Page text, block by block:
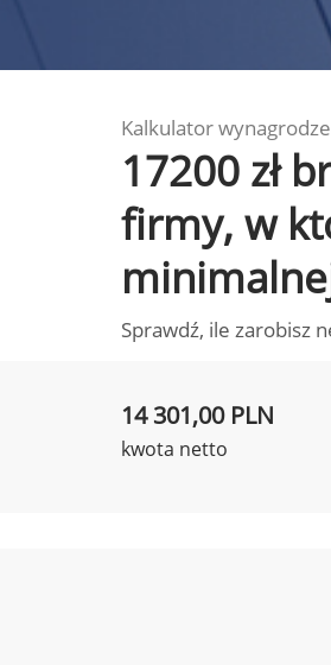
Kalkulator
17200 zł
firmy, w
Sprawdź, ile zarobisz
14 301,00 PLN
kwota netto